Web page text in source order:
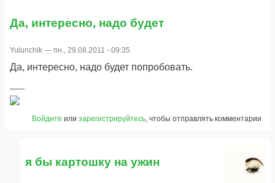
Да, интересно, надо будет
Yulunchik — пн., 29.08.2011 - 09:35
Да, интересно, надо будет попробовать.
Войдите или зарегистрируйтесь, чтобы отправлять комментарии
я бы картошку на ужин